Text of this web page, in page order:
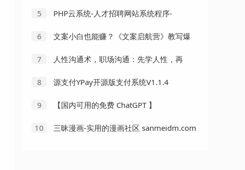
5
PHP云系统-人才招聘网站系统程序-
6
文案小白也能赚？《文案启航营》教写爆
7
人性沟通术，职场沟通：先学人性，再
8 源支付YPay开源版支付系统V1.1.4
9
【国内可用的免费 ChatGPT 】
10 三昧漫画-实用的漫画社区 sanmeidm.com